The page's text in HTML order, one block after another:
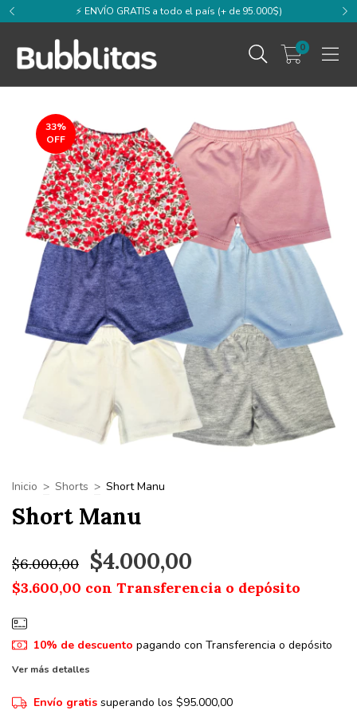
⚡️ ENVÍO GRATIS a todo el país (+ de 95.000$)
0
33%
OFF
Inicio > Shorts > Short Manu
Short Manu
$6.000,00 $4.000,00
$3.600,00 con Transferencia o depósito
10% de descuento pagando con Transferencia o depósito
Ver más detalles
Envío gratis superando los $95.000,00